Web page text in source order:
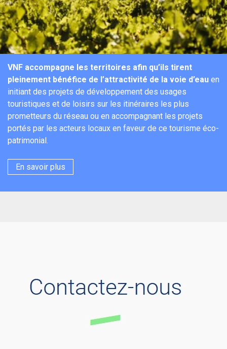
VNF accompagne les territoires afin qu’ils tirent
pleinement bénéfice de l’attractivité de la voie d’eau en
initiant des projets de développement des usages
touristiques et de loisirs sur les itinéraires les plus
prometteurs du réseau ou en accompagnant les projets
portés par les acteurs locaux en faveur de ce tourisme éco-
patrimonial.
En savoir plus